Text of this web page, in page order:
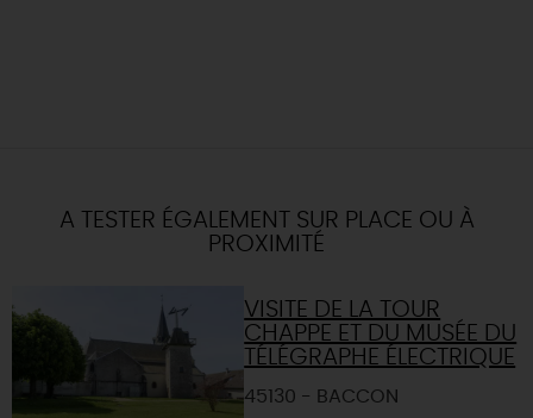
A TESTER ÉGALEMENT SUR PLACE OU À
PROXIMITÉ
VISITE DE LA TOUR
CHAPPE ET DU MUSÉE DU
TÉLÉGRAPHE ÉLECTRIQUE
45130 - BACCON